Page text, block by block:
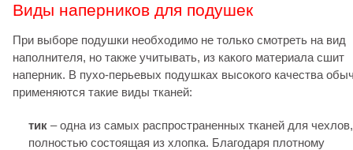
Виды наперников для подушек
При выборе подушки необходимо не только смотреть на вид
наполнителя, но также учитывать, из какого материала сшит
наперник. В пухо-перьевых подушках высокого качества
применяются такие виды тканей:
тик – одна из самых распространенных тканей для чехлов,
полностью состоящая из хлопка. Благодаря плотному